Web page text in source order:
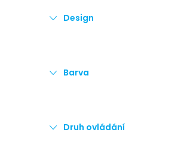
Design
Barva
Druh ovládání